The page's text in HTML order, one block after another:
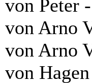
von Peter
von Arno
von Arno
von